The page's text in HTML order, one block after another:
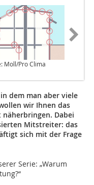
Moll/Pro Clima
dem man aber viele
wir Ihnen das
Dabei
Mitstreiter: das
sich mit der Frage
Serie: „Warum